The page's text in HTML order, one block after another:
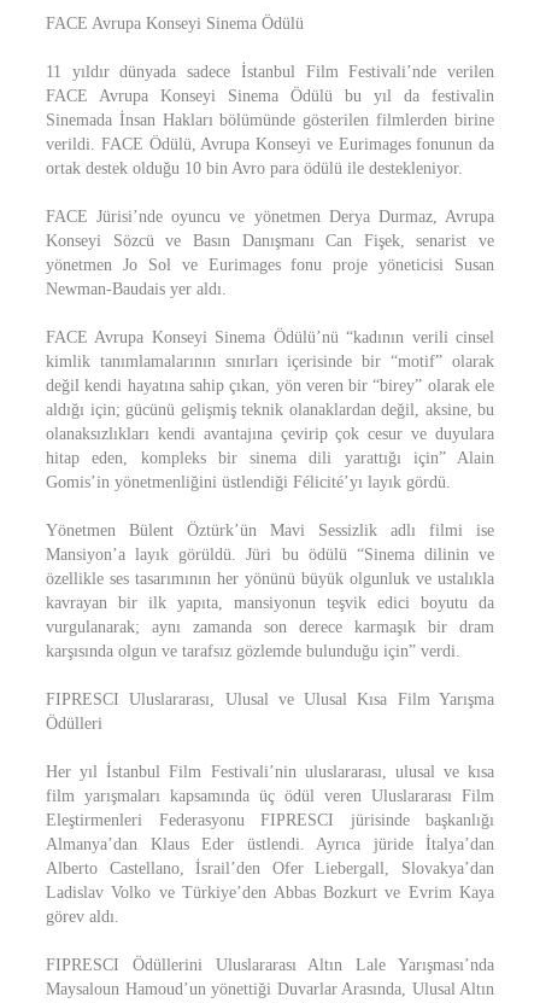
FACE Avrupa Konseyi Sinema Ödülü
11 yıldır dünyada sadece İstanbul Film Festivali’nde verilen
FACE Avrupa Konseyi Sinema Ödülü bu yıl da festivalin
Sinemada İnsan Hakları bölümünde gösterilen filmlerden birine
verildi. FACE Ödülü, Avrupa Konseyi ve Eurimages fonunun da
ortak destek olduğu 10 bin Avro para ödülü ile destekleniyor.
FACE Jürisi’nde oyuncu ve yönetmen Derya Durmaz, Avrupa
Konseyi Sözcü ve Basın Danışmanı Can Fişek, senarist ve
yönetmen Jo Sol ve Eurimages fonu proje yöneticisi Susan
Newman-Baudais yer aldı.
FACE Avrupa Konseyi Sinema Ödülü’nü “kadının verili cinsel
kimlik tanımlamalarının sınırları içerisinde bir “motif” olarak
değil kendi hayatına sahip çıkan, yön veren bir “birey” olarak ele
aldığı için; gücünü gelişmiş teknik olanaklardan değil, aksine, bu
olanaksızlıkları kendi avantajına çevirip çok cesur ve duyulara
hitap eden, kompleks bir sinema dili yarattığı için” Alain
Gomis’in yönetmenliğini üstlendiği Félicité’yı layık gördü.
Yönetmen Bülent Öztürk’ün Mavi Sessizlik adlı filmi ise
Mansiyon’a layık görüldü. Jüri bu ödülü “Sinema dilinin ve
özellikle ses tasarımının her yönünü büyük olgunluk ve ustalıkla
kavrayan bir ilk yapıta, mansiyonun teşvik edici boyutu da
vurgulanarak; aynı zamanda son derece karmaşık bir dram
karşısında olgun ve tarafsız gözlemde bulunduğu için” verdi.
FIPRESCI Uluslararası, Ulusal ve Ulusal Kısa Film Yarışma
Ödülleri
Her yıl İstanbul Film Festivali’nin uluslararası, ulusal ve kısa
film yarışmaları kapsamında üç ödül veren Uluslararası Film
Eleştirmenleri Federasyonu FIPRESCI jürisinde başkanlığı
Almanya’dan Klaus Eder üstlendi. Ayrıca jüride İtalya’dan
Alberto Castellano, İsrail’den Ofer Liebergall, Slovakya’dan
Ladislav Volko ve Türkiye’den Abbas Bozkurt ve Evrim Kaya
görev aldı.
FIPRESCI Ödüllerini Uluslararası Altın Lale Yarışması’nda
Maysaloun Hamoud’un yönettiği Duvarlar Arasında, Ulusal Altın